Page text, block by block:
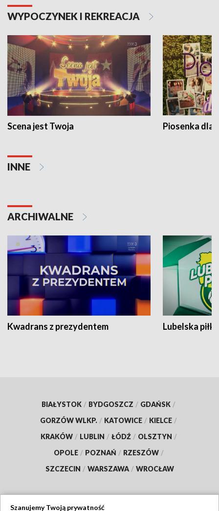
WYPOCZYNEK I REKREACJA
Scena jest Twoja Piosenka dla
INNE
ARCHIWALNE
Kwadrans z prezydentem Lubelska piłka
BIAŁYSTOK / BYDGOSZCZ / GDAŃSK /
GORZÓW WLKP. / KATOWICE / KIELCE /
KRAKÓW / LUBLIN / ŁÓDŹ / OLSZTYN /
OPOLE / POZNAŃ / RZESZÓW /
SZCZECIN / WARSZAWA / WROCŁAW
Szanujemy Twoją prywatność